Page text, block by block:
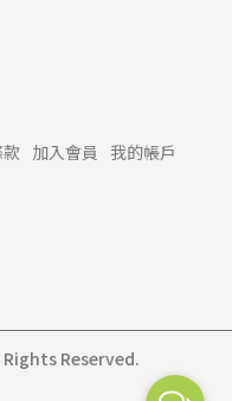
加入會員 我的帳戶
Rights Reserved.